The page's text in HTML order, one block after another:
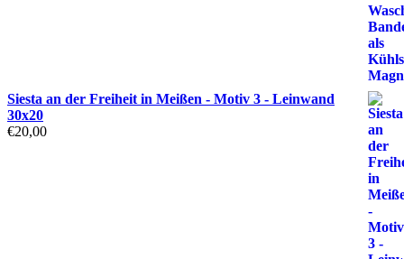
Siesta an der Freiheit in Meißen - Motiv 3 - Leinwand
30x20
€20,00